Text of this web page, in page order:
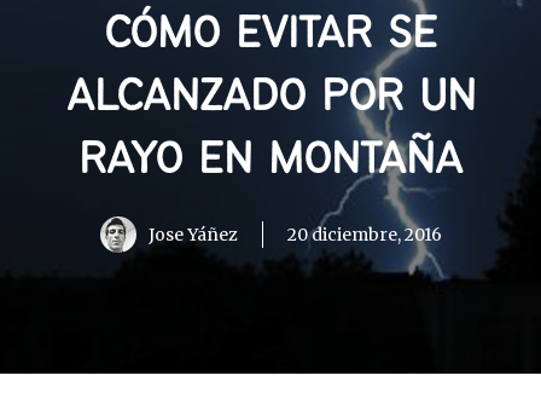
CÓMO EVITAR SE
ALCANZADO POR UN
RAYO EN MONTAÑA
Jose Yáñez 20 diciembre, 2016